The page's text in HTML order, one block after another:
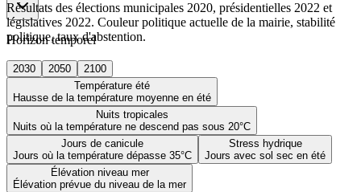
Horizon temporel
2030 2050
2100
Température été
Hausse de la température moyenne en été
Nuits tropicales
Nuits où la température ne descend pas sous 20°C
Jours de canicule
Jours où la température dépasse 35°C
Stress hydrique
Jours avec sol sec en été
Élévation niveau mer
Élévation prévue du niveau de la mer
Résultats des élections municipales 2020, présidentielles 2022 et
législatives 2022. Couleur politique actuelle de la mairie, stabilité
politique, taux d'abstention.